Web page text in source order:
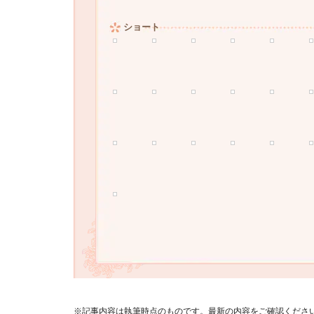
ショート
※記事内容は執筆時点のものです。最新の内容をご確認くださ